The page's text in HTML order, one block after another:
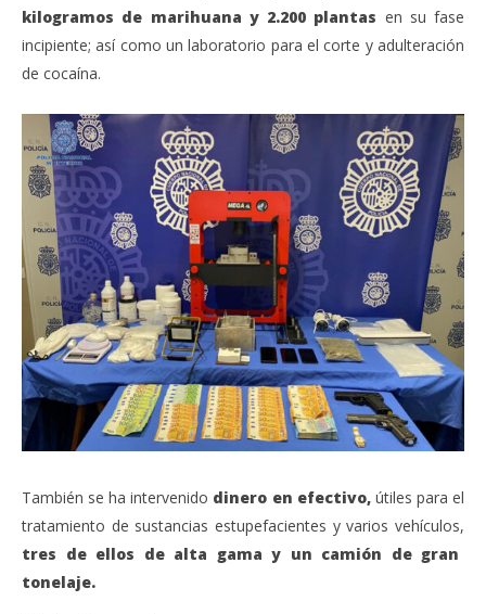
kilogramos de marihuana y 2.200 plantas en su fase
incipiente; así como un laboratorio para el corte y adulteración
de cocaína.
También se ha intervenido dinero en efectivo,útiles para el
tratamiento de sustancias estupefacientes y varios vehículos,
tres de ellos de alta gama y un camión de gran
tonelaje.